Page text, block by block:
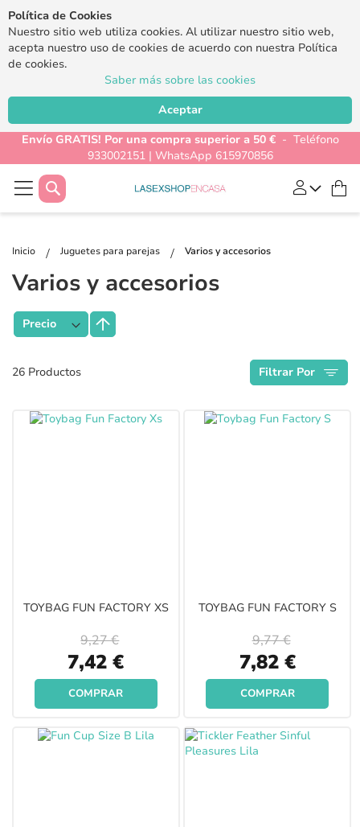
Política de Cookies
Nuestro sitio web utiliza cookies. Al utilizar nuestro sitio web,
acepta nuestro uso de cookies de acuerdo con nuestra Política
de cookies.
Saber más sobre las cookies
Aceptar
Envío GRATIS! Por una compra superior a 50 €- Teléfono
933002151 | WhatsApp 615970856
Buscar
Inicio Juguetes para parejas Varios y accesorios
Varios y accesorios
26 Productos
TOYBAG FUN FACTORY XS
Special
Price
7,42 €
9,27 €
COMPRAR
TOYBAG FUN FACTORY S
Special
Price
7,82 €
9,77 €
COMPRAR
Filtrar Por